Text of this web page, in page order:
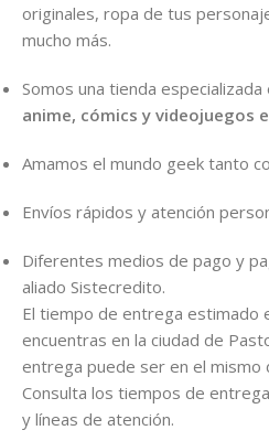
originales, ropa de tus
mucho más.
Somos una tienda especializada
anime, cómics y videojuegos
Amamos el mundo geek tanto
Envíos rápidos y atención
Diferentes medios de pago y
aliado Sistecredito.
El tiempo de entrega estimado
encuentras en la ciudad de
entrega puede ser en el mismo
Consulta los tiempos de
y líneas de atención.